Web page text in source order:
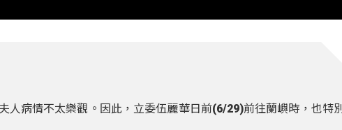
病情不太樂觀。因此，立委伍麗華日前(6/29)前往蘭嶼時，也特別